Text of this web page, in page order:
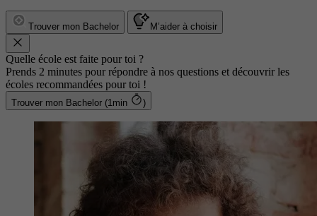
Trouver mon Bachelor M’aider à choisir
Quelle école est faite pour toi ?
Prends 2 minutes pour répondre à nos questions et découvrir les
écoles recommandées pour toi !
Trouver mon Bachelor (1min )